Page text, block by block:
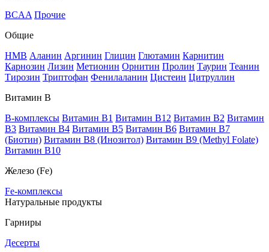
BCAA Прочие
Общие
HMB Аланин Аргинин Глицин Глютамин Карнитин
Карнозин Лизин Метионин Орнитин Пролин Таурин Теанин
Тирозин Триптофан Фенилаланин Цистеин Цитруллин
Витамин В
B-комплексы Витамин B1 Витамин B12 Витамин B2 Витамин
B3 Витамин B4 Витамин B5 Витамин B6 Витамин B7
(Биотин) Витамин B8 (Инозитол) Витамин B9 (Methyl Folate)
Витамин В10
Железо (Fe)
Fe-комплексы
Натуральные продукты
Гарниры
Десерты